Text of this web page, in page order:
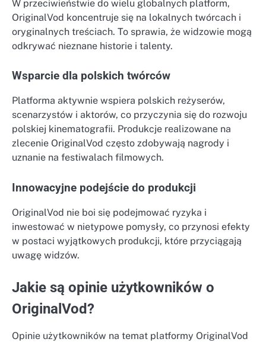
W przeciwieństwie do wielu globalnych platform,
OriginalVod koncentruje się na lokalnych twórcach i
oryginalnych treściach. To sprawia, że widzowie mogą
odkrywać nieznane historie i talenty.
Wsparcie dla polskich twórców
Platforma aktywnie wspiera polskich reżyserów,
scenarzystów i aktorów, co przyczynia się do rozwoju
polskiej kinematografii. Produkcje realizowane na
zlecenie OriginalVod często zdobywają nagrody i
uznanie na festiwalach filmowych.
Innowacyjne podejście do produkcji
OriginalVod nie boi się podejmować ryzyka i
inwestować w nietypowe pomysły, co przynosi efekty
w postaci wyjątkowych produkcji, które przyciągają
uwagę widzów.
Jakie są opinie użytkowników o
OriginalVod?
Opinie użytkowników na temat platformy OriginalVod